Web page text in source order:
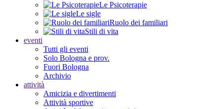
Le Psicoterapie
Le sigle
Ruolo dei familiari
Stili di vita
eventi
Tutti gli eventi
Solo Bologna e prov.
Fuori Bologna
Archivio
attività
Amicizia e divertimenti
Attività sportive